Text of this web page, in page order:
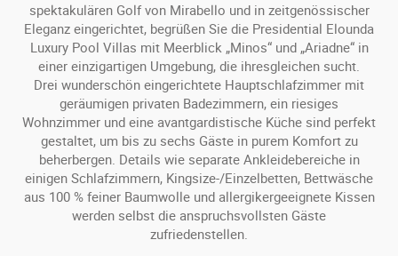
spektakulären Golf von Mirabello und in zeitgenössischer
Eleganz eingerichtet, begrüßen Sie die Presidential Elounda
Luxury Pool Villas mit Meerblick „Minos“ und „Ariadne“ in
einer einzigartigen Umgebung, die ihresgleichen sucht.
Drei wunderschön eingerichtete Hauptschlafzimmer mit
geräumigen privaten Badezimmern, ein riesiges
Wohnzimmer und eine avantgardistische Küche sind perfekt
gestaltet, um bis zu sechs Gäste in purem Komfort zu
beherbergen. Details wie separate Ankleidebereiche in
einigen Schlafzimmern, Kingsize-/Einzelbetten, Bettwäsche
aus 100 % feiner Baumwolle und allergikergeeignete Kissen
werden selbst die anspruchsvollsten Gäste
zufriedenstellen.